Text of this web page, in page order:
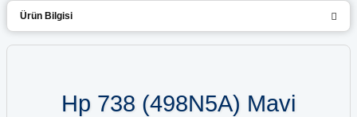
Ürün Bilgisi
Hp 738 (498N5A) Mavi